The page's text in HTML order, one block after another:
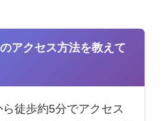
アクセス方法を教えて
徒歩約5分でアクセス